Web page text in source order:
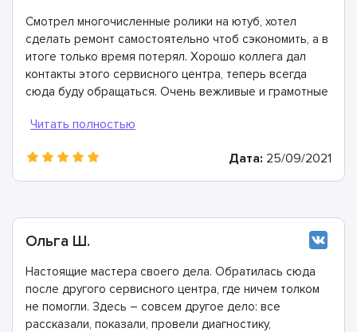
Смотрел многочисленные ролики на ютуб, хотел
сделать ремонт самостоятельно чтоб сэкономить, а в
итоге только время потерял. Хорошо коллега дал
контакты этого сервисного центра, теперь всегда
сюда буду обращаться. Очень вежливые и грамотные
гарантию.
Дата: 25/09/2021
Ольга Ш.
Настоящие мастера своего дела. Обратилась сюда
после другого сервисного центра, где ничем толком
не помогли. Здесь – совсем другое дело: все
рассказали, показали, провели диагностику,